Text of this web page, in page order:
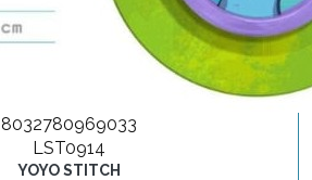
8032780969033
LST0914
YOYO STITCH